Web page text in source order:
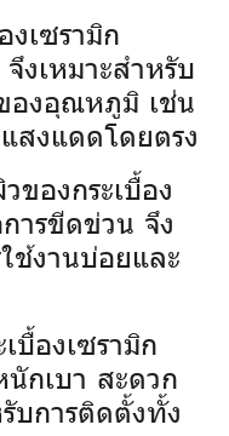
งเซรามิก
งเหมาะสำหรับ
องอุณหภูมิ เช่น
สงแดดโดยตรง
ของกระเบื้อง
ารขีดข่วน จึง
ช้งานบ่อยและ
บื้องเซรามิก
นักเบา สะดวก
บการติดตั้งทั้ง